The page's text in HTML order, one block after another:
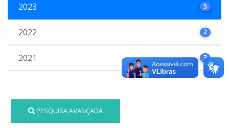
2023 5
2022 2
2021 3
PESQUISA AVANÇADA